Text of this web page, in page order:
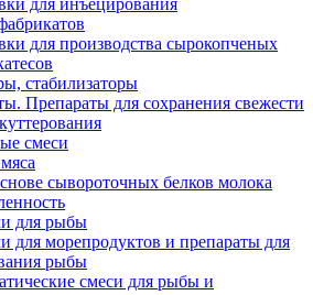
для инъецирования
для производства сырокопченых
стабилизаторы
Препараты для сохранения свежести
смеси
сывороточных белков молока
для рыбы
для морепродуктов и препараты для
рыбы
смеси для рыбы и